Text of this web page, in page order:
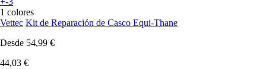
1 colores
Vettec Kit de Reparación de Casco Equi-Thane
Desde 54,99 €
44,03 €